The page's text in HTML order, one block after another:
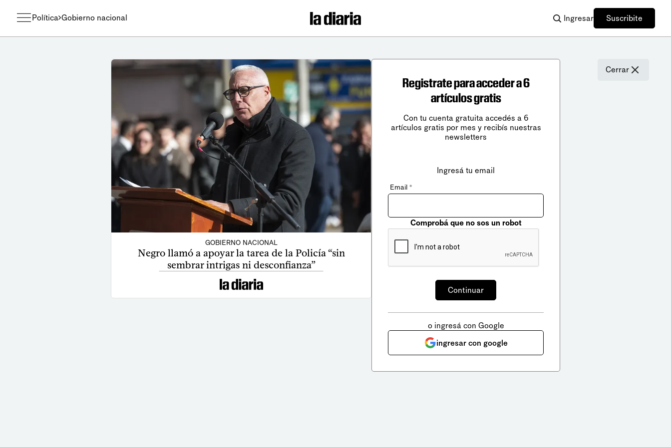
Política Gobierno nacional Ingresar Suscribite
GOBIERNO NACIONAL
Negro llamó a apoyar la tarea de la Policía “sin
sembrar intrigas ni desconfianza”
Cerrar
Registrate para acceder a 6
artículos gratis
Con tu cuenta gratuita accedés a 6
artículos gratis por mes y recibís nuestras
newsletters
Ingresá tu email
Email *
Comprobá que no sos un robot
o ingresá con Google
ingresar con google